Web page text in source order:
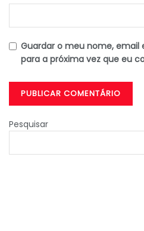
Guardar o meu nome, email
para a próxima vez que eu
Pesquisar